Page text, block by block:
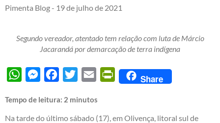
Pimenta Blog - 19 de julho de 2021
Segundo vereador, atentado tem relação com luta de Márcio
Jacarandá por demarcação de terra indígena
WhatsAppMessengerFacebook
Twitter Email PrintFriendly
Share
Tempo de leitura: 2 minutos
Na tarde do último sábado (17), em Olivença, litoral sul de